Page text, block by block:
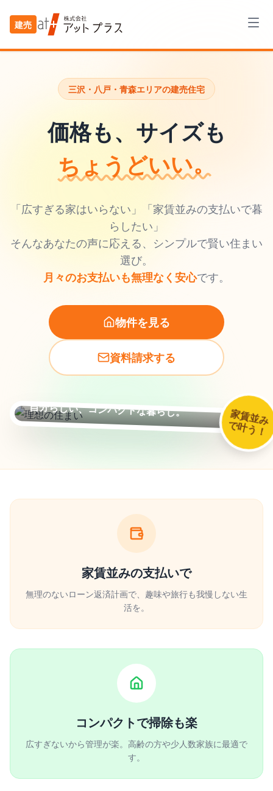
建売
三沢・八戸・青森エリアの建売住宅
価格も、サイズも
ちょうどいい。
「広すぎる家はいらない」「家賃並みの支払いで暮
らしたい」
そんなあなたの声に応える、シンプルで賢い住まい
選び。
月々のお支払いも無理なく安心です。
物件を見る
資料請求する
自分らしい、コンパクトな暮らし。 家賃並み
で叶う！
家賃並みの支払いで
無理のないローン返済計画で、趣味や旅行も我慢しない生
活を。
コンパクトで掃除も楽
広すぎないから管理が楽。高齢の方や少人数家族に最適で
す。